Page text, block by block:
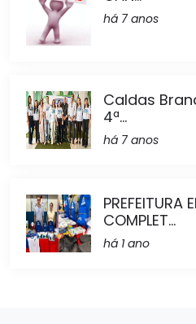
há 7 anos
Caldas
4ª...
há 7 anos
PREFEITURA
COMPLET...
há 1 ano